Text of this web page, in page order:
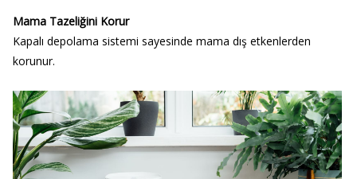
Mama Tazeliğini Korur
Kapalı depolama sistemi sayesinde mama dış etkenlerden
korunur.